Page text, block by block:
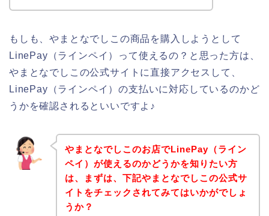
もしも、やまとなでしこの商品を購入しようとして
LinePay（ラインペイ）って使えるの？と思った方は、
やまとなでしこの公式サイトに直接アクセスして、
LinePay（ラインペイ）の支払いに対応しているのかど
うかを確認されるといいですよ♪
やまとなでしこのお店でLinePay（ライン
ペイ）が使えるのかどうかを知りたい方
は、まずは、下記やまとなでしこの公式サ
イトをチェックされてみてはいかがでしょ
うか？